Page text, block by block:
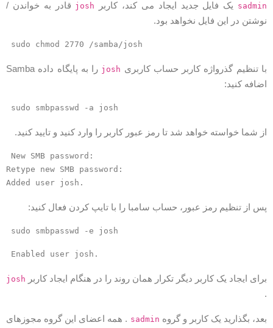
یک فایل جدید ایجاد می کند، کاربرjoshقادر به خواندن /
در این فایل نخواهد بود.
sudo chmod 2770 /samba/josh
تنظیم گذرواژه کاربر حساب کاربریjosh
را به پایگاه داده Samba
کنید:
sudo smbpasswd -a josh
شما خواسته خواهد شد تا رمز عبور کاربر را وارد کنید و تایید کنید.
New SMB password:
Retype new SMB password:
Added user josh.
از تنظیم رمز عبور، حساب سامبا را با تایپ کردن فعال کنید:
sudo smbpasswd -e josh
Enabled user josh.
ایجاد یک کاربر دیگر تکرار همان روند را در هنگام ایجاد کاربرjosh
بگذارید یک کاربر و گروهsadmin. همه اعضای این گروه مجوزهای